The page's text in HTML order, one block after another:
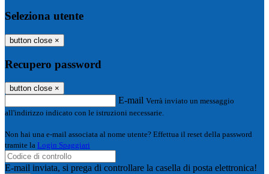
Seleziona utente
button close ×
Recupero password
button close ×
E-mail Verrà inviato un messaggio
all'indirizzo indicato con le istruzioni necessarie.
Non hai una e-mail associata al nome utente? Effettua il reset della password
tramite la Login Spaggiari
E-mail inviata, si prega di controllare la casella di posta elettronica!